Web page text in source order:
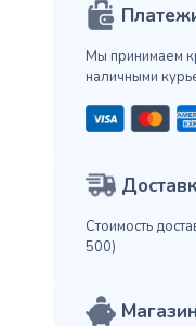
Мы принимаем
наличными
Стоимость
500)